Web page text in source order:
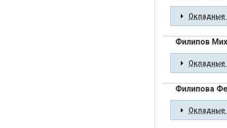
Окладные
Филипов
Окладные
Филипова
Окладные